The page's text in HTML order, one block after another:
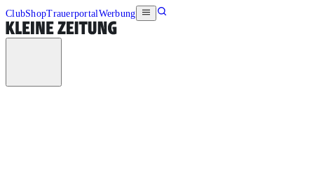
ClubShopTrauerportalWerbung